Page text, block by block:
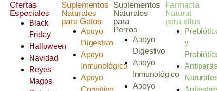
Ofertas
Especiales
Black
Friday
Halloween
Navidad
Reyes
Magos
Suplementos
Naturales
para Gatos
Apoyo
Digestivo
Apoyo
Inmunológico
Apoyo
Suplementos
Naturales
para
Perros
Apoyo
Digestivo
Apoyo
Inmunológico
Apoyo
Farmacia
Natural
para ellos
y